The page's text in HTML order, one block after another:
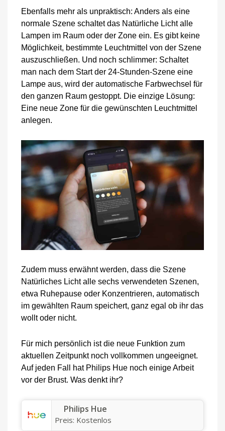
Ebenfalls mehr als unpraktisch: Anders als eine
normale Szene schaltet das Natürliche Licht alle
Lampen im Raum oder der Zone ein. Es gibt keine
Möglichkeit, bestimmte Leuchtmittel von der Szene
auszuschließen. Und noch schlimmer: Schaltet
man nach dem Start der 24-Stunden-Szene eine
Lampe aus, wird der automatische Farbwechsel für
den ganzen Raum gestoppt. Die einzige Lösung:
Eine neue Zone für die gewünschten Leuchtmittel
anlegen.
Zudem muss erwähnt werden, dass die Szene
Natürliches Licht alle sechs verwendeten Szenen,
etwa Ruhepause oder Konzentrieren, automatisch
im gewählten Raum speichert, ganz egal ob ihr das
wollt oder nicht.
Für mich persönlich ist die neue Funktion zum
aktuellen Zeitpunkt noch vollkommen ungeeignet.
Auf jeden Fall hat Philips Hue noch einige Arbeit
vor der Brust. Was denkt ihr?
Philips Hue
Preis: Kostenlos